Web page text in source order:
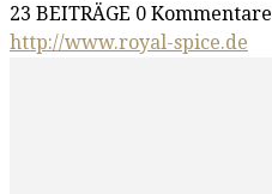
23 BEITRÄGE 0 Kommentare
http://www.royal-spice.de